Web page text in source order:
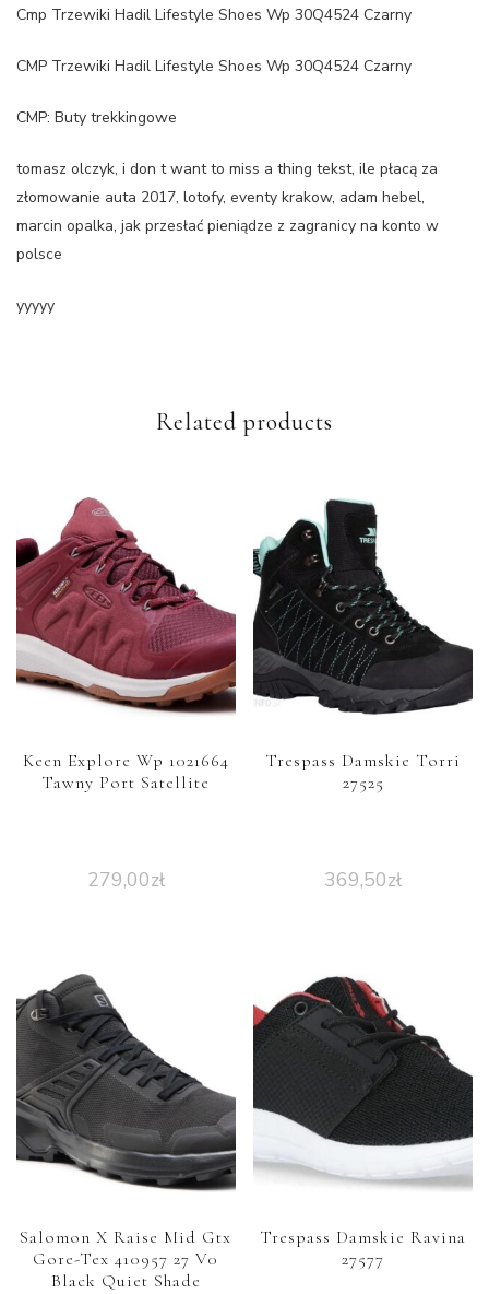
Cmp Trzewiki Hadil Lifestyle Shoes Wp 30Q4524 Czarny
CMP Trzewiki Hadil Lifestyle Shoes Wp 30Q4524 Czarny
CMP: Buty trekkingowe
tomasz olczyk, i don t want to miss a thing tekst, ile płacą za
złomowanie auta 2017, lotofy, eventy krakow, adam hebel,
marcin opalka, jak przesłać pieniądze z zagranicy na konto w
polsce
yyyyy
Related products
Keen Explore Wp 1021664
Tawny Port Satellite
279,00zł
Trespass Damskie Torri
27525
369,50zł
Salomon X Raise Mid Gtx
Gore-Tex 410957 27 V0
Black Quiet Shade
Trespass Damskie Ravina
27577